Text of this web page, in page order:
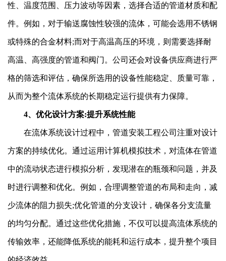
性、温度范围、压力波动等因素，选择合适的管道材质和配
件。例如，对于输送腐蚀性较强的流体，可能会选用不锈钢
或特殊的合金材料;而对于高温高压的环境，则需要选择耐
高温、高强度的管道和阀门。公司还会对设备供应商进行严
格的筛选和评估，确保所选用的设备性能稳定、质量可靠，
从而为整个流体系统的长期稳定运行提供有力保障。
4、优化设计方案:提升系统性能
在流体系统设计过程中，管道安装工程公司注重对设计
方案的持续优化。通过运用计算机模拟技术，对流体在管道
中的流动状态进行模拟分析，发现潜在的瓶颈和问题，并及
时进行调整和优化。例如，合理调整管道的布局和走向，减
少流体的阻力损失;优化管道的分支设计，确保各分支流量
的均匀分配。通过这些优化措施，不仅可以提高流体系统的
传输效率，还能降低系统的能耗和运行成本，提升整个项目